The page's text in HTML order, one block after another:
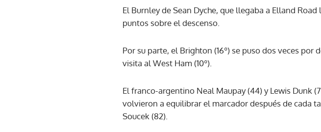
El Burnley de Sean Dyche, que llegaba a Elland
puntos sobre el descenso.
Por su parte, el Brighton (16º) se puso dos veces
visita al West Ham (10º).
El franco-argentino Neal Maupay (44) y Lewis Dunk
volvieron a equilibrar el marcador después de cada
Soucek (82).